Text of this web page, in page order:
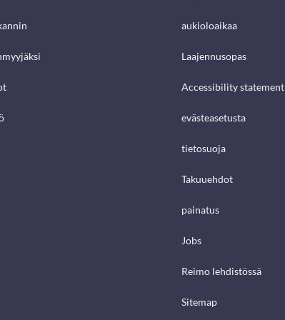
aukioloaikaa
Laajennusopas
Accessibility statement
evästeasetusta
tietosuoja
Takuuehdot
painatus
Jobs
Reimo lehdistössä
Sitemap